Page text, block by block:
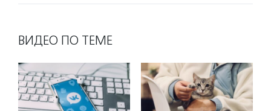
ВИДЕО ПО ТЕМЕ